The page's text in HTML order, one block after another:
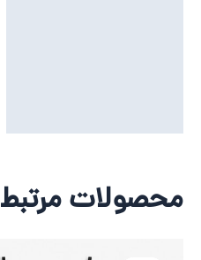
محصولات مرتبط